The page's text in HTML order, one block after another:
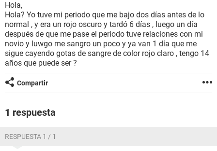
BIENESTAR
SEXUALIDAD
GLOSARIO
Hola,
Hola? Yo tuve mi periodo que me bajo dos días antes de lo
normal , y era un rojo oscuro y tardó 6 días , luego un día
después de que me pase el periodo tuve relaciones con mi
novio y luwgo me sangro un poco y ya van 1 día que me
sigue cayendo gotas de sangre de color rojo claro , tengo 14
años que puede ser ?
Compartir
1 respuesta
RESPUESTA 1 / 1